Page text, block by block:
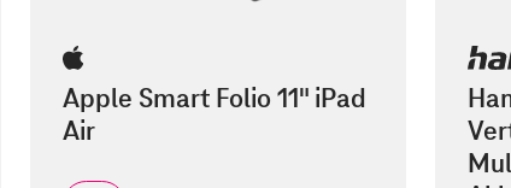
Apple Smart Folio 11" iPad
Air